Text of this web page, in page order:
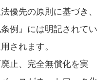
優先の原則に基づき、
例』には明記されてい
されます。
止、完全無償化を実